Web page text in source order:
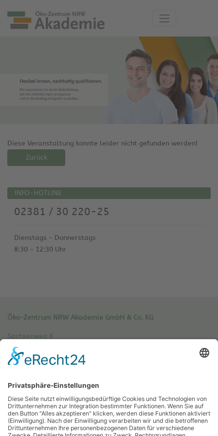
Diese Veranstaltung konnte leider nicht gefunden werden!
Zurück
INFO-HOTLINE
02381 / 30 220-25
Dienstags - Donnerstags
8:30 - 12:30 Uhr
Öko-Zentrum NRW Akademie GmbH & Co. KG
Sachsenweg 8
59073 Hamm
Tel.: 02381 / 30 220-0
info[at]oe-akademie.de
Vertrag widerrufen
Sitemap